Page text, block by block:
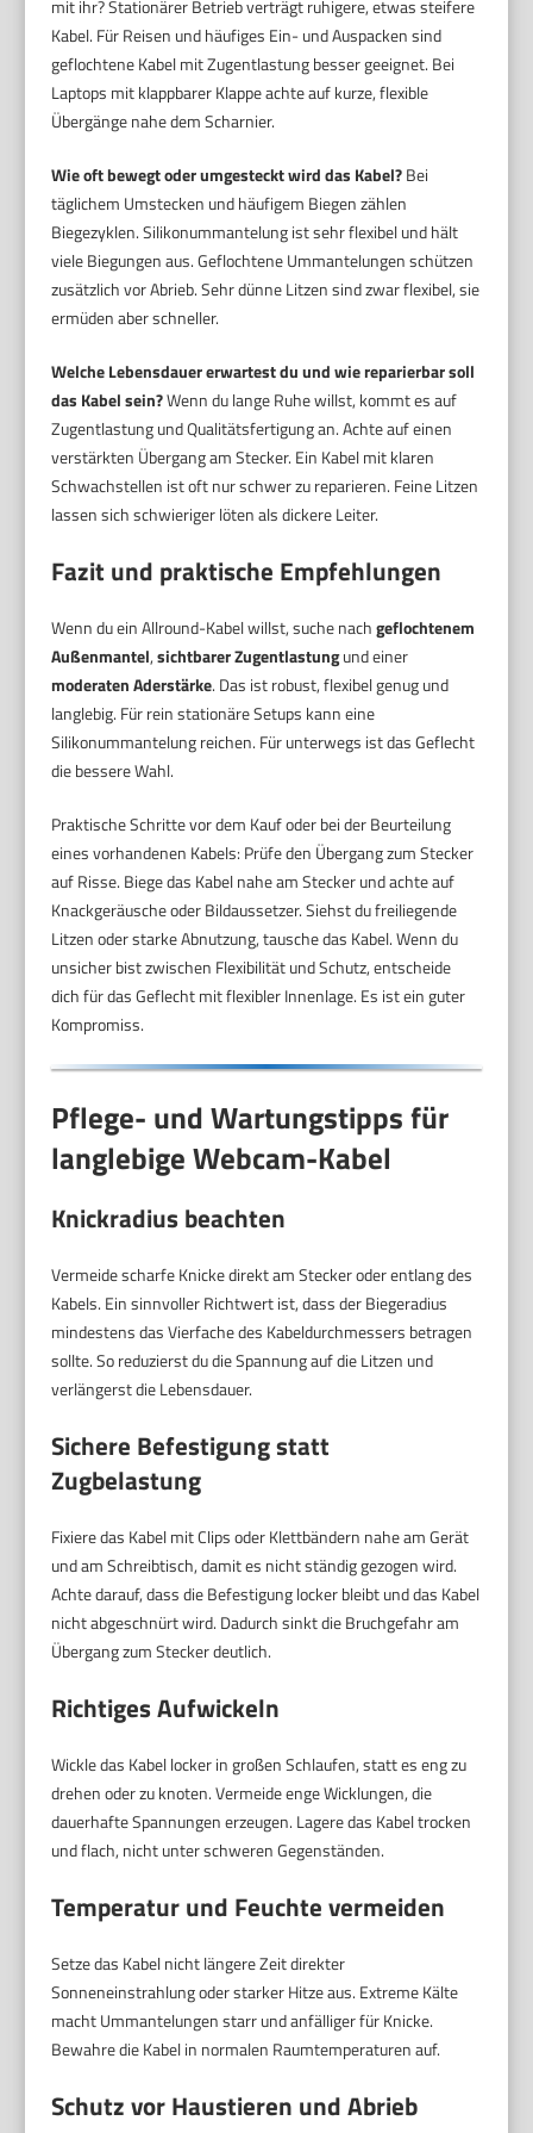
mit ihr? Stationärer Betrieb verträgt ruhigere, etwas steifere
Kabel. Für Reisen und häufiges Ein- und Auspacken sind
geflochtene Kabel mit Zugentlastung besser geeignet. Bei
Laptops mit klappbarer Klappe achte auf kurze, flexible
Übergänge nahe dem Scharnier.
Wie oft bewegt oder umgesteckt wird das Kabel?Bei
täglichem Umstecken und häufigem Biegen zählen
Biegezyklen. Silikonummantelung ist sehr flexibel und hält
viele Biegungen aus. Geflochtene Ummantelungen schützen
zusätzlich vor Abrieb. Sehr dünne Litzen sind zwar flexibel, sie
ermüden aber schneller.
Welche Lebensdauer erwartest du und wie reparierbar soll
das Kabel sein?Wenn du lange Ruhe willst, kommt es auf
Zugentlastung und Qualitätsfertigung an. Achte auf einen
verstärkten Übergang am Stecker. Ein Kabel mit klaren
Schwachstellen ist oft nur schwer zu reparieren. Feine Litzen
lassen sich schwieriger löten als dickere Leiter.
Fazit und praktische Empfehlungen
Wenn du ein Allround-Kabel willst, suche nachgeflochtenem
Außenmantel,sichtbarer Zugentlastungund einer
moderaten Aderstärke. Das ist robust, flexibel genug und
langlebig. Für rein stationäre Setups kann eine
Silikonummantelung reichen. Für unterwegs ist das Geflecht
die bessere Wahl.
Praktische Schritte vor dem Kauf oder bei der Beurteilung
eines vorhandenen Kabels: Prüfe den Übergang zum Stecker
auf Risse. Biege das Kabel nahe am Stecker und achte auf
Knackgeräusche oder Bildaussetzer. Siehst du freiliegende
Litzen oder starke Abnutzung, tausche das Kabel. Wenn du
unsicher bist zwischen Flexibilität und Schutz, entscheide
dich für das Geflecht mit flexibler Innenlage. Es ist ein guter
Kompromiss.
Pflege- und Wartungstipps für
langlebige Webcam-Kabel
Knickradius beachten
Vermeide scharfe Knicke direkt am Stecker oder entlang des
Kabels. Ein sinnvoller Richtwert ist, dass der Biegeradius
mindestens das Vierfache des Kabeldurchmessers betragen
sollte. So reduzierst du die Spannung auf die Litzen und
verlängerst die Lebensdauer.
Sichere Befestigung statt
Zugbelastung
Fixiere das Kabel mit Clips oder Klettbändern nahe am Gerät
und am Schreibtisch, damit es nicht ständig gezogen wird.
Achte darauf, dass die Befestigung locker bleibt und das Kabel
nicht abgeschnürt wird. Dadurch sinkt die Bruchgefahr am
Übergang zum Stecker deutlich.
Richtiges Aufwickeln
Wickle das Kabel locker in großen Schlaufen, statt es eng zu
drehen oder zu knoten. Vermeide enge Wicklungen, die
dauerhafte Spannungen erzeugen. Lagere das Kabel trocken
und flach, nicht unter schweren Gegenständen.
Temperatur und Feuchte vermeiden
Setze das Kabel nicht längere Zeit direkter
Sonneneinstrahlung oder starker Hitze aus. Extreme Kälte
macht Ummantelungen starr und anfälliger für Knicke.
Bewahre die Kabel in normalen Raumtemperaturen auf.
Schutz vor Haustieren und Abrieb